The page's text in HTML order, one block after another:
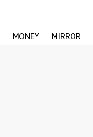
MONEY MIRROR